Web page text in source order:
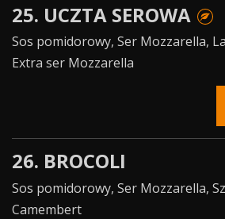
25. UCZTA SEROWA
Sos pomidorowy, Ser Mozzarella,
Extra ser Mozzarella
26. BROCOLI
Sos pomidorowy, Ser Mozzarella,
Camembert